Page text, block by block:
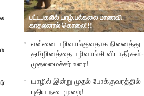
பட்டபகலில் யாழ்.பல்கலை மாணவி
காதலனால் கொலை!!!
என்னை பழிவாங்குவதாக நினைத்து
தமிழினத்தை பழிவாங்கி விடாதீர்கள்-
முதலமைச்சர் உரை!
யாழில் இன்று முதல் போக்குவரத்தில்
புதிய நடைமுறை!